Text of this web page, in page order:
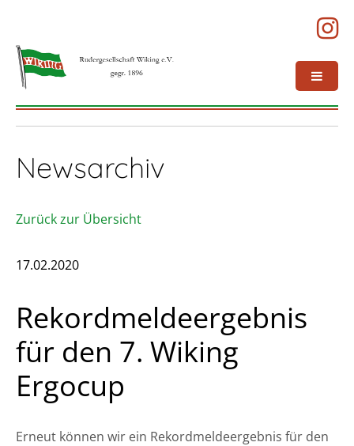
Newsarchiv
Zurück zur Übersicht
17.02.2020
Rekordmeldeergebnis
für den 7. Wiking
Ergocup
Erneut können wir ein Rekordmeldeergebnis für den